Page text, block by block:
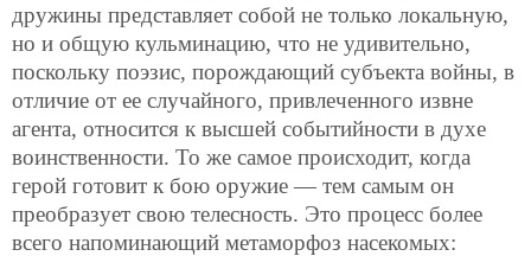
дружины представляет собой не только локальную,
но и общую кульминацию, что не удивительно,
поскольку поэзис, порождающий субъекта войны, в
отличие от ее случайного, привлеченного извне
агента, относится к высшей событийности в духе
воинственности. То же самое происходит, когда
герой готовит к бою оружие — тем самым он
преобразует свою телесность. Это процесс более
всего напоминающий метаморфоз насекомых: